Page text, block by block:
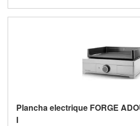
Plancha electrique FORGE
I